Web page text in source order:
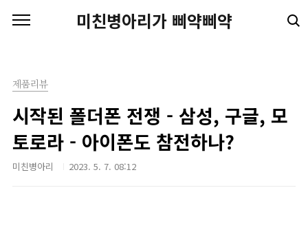
미친병아리가 삐약삐약
제품리뷰
시작된 폴더폰 전쟁 - 삼성, 구글, 모
토로라 - 아이폰도 참전하나?
미친병아리 2023. 5. 7. 08:12